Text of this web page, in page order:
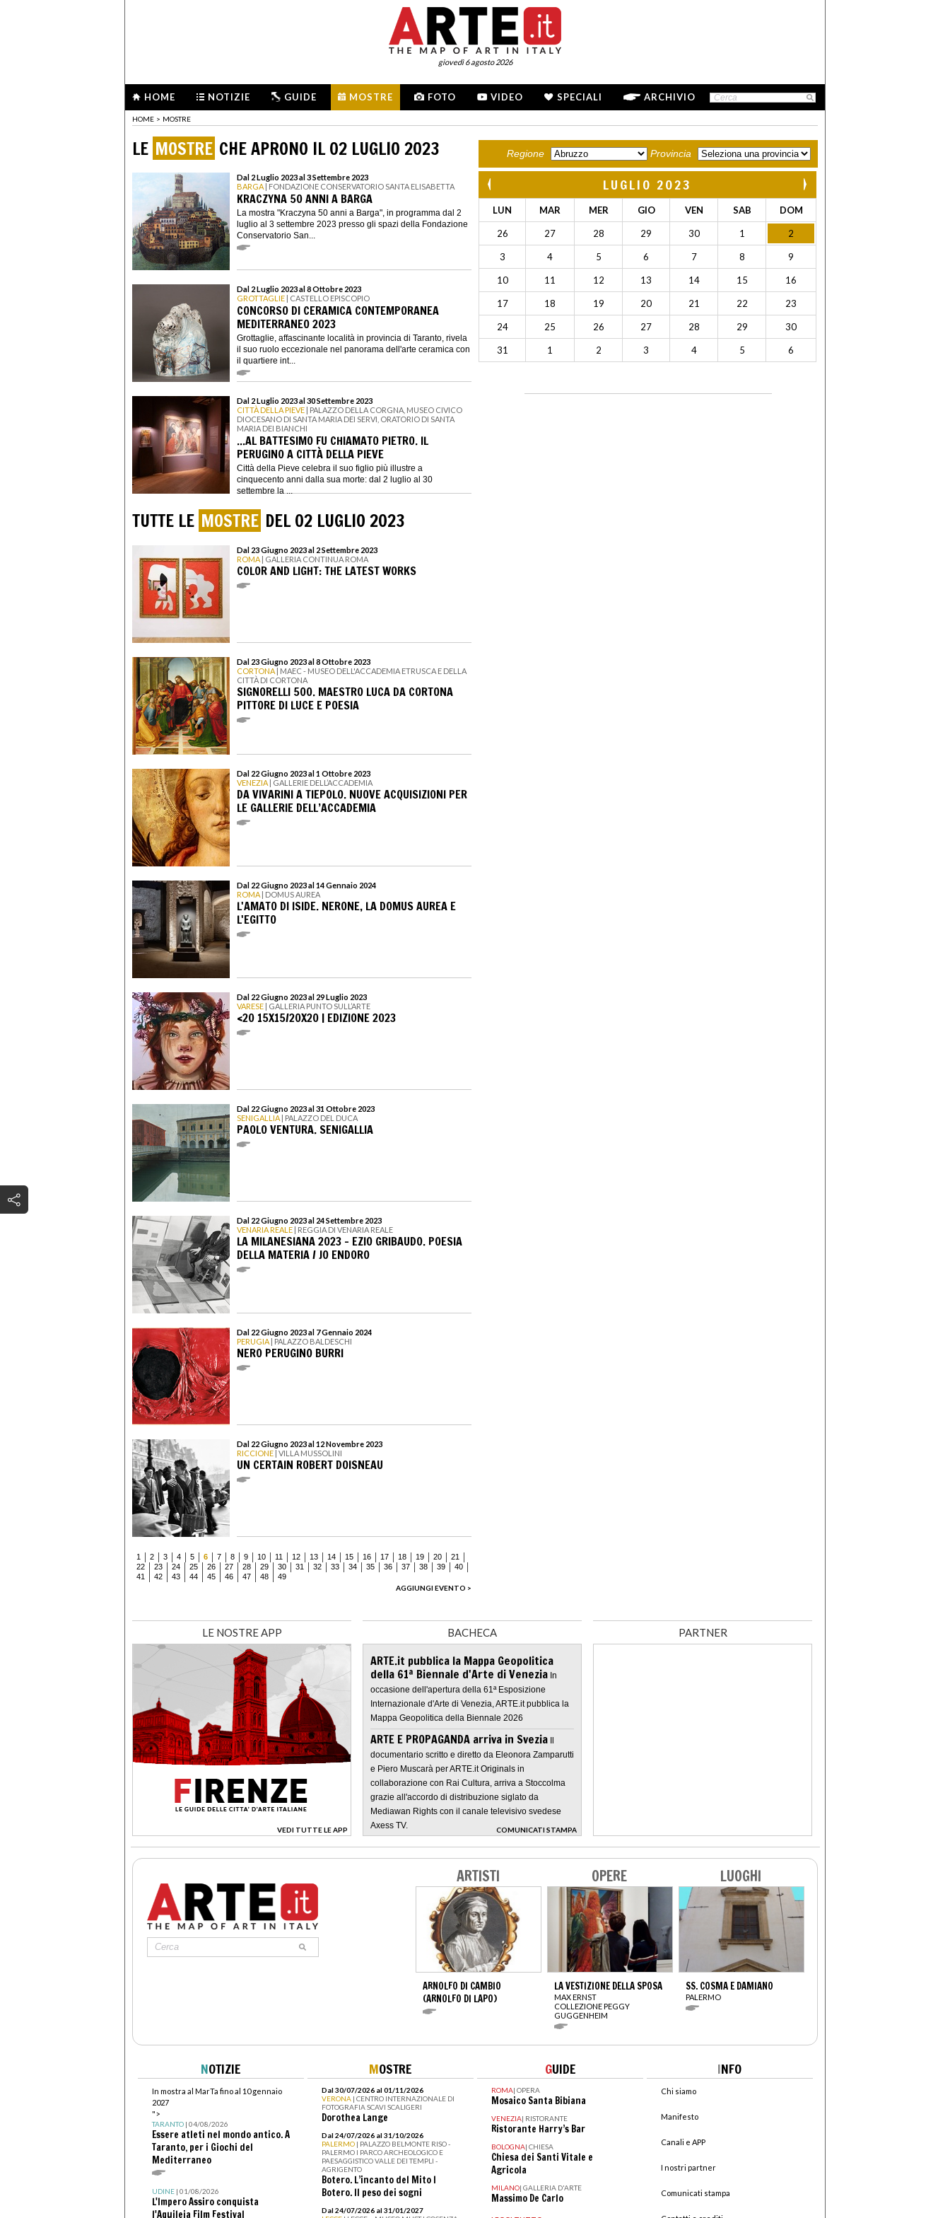
giovedì 6 agosto 2026
HOME NOTIZIE GUIDE MOSTRE FOTO VIDEO SPECIALI ARCHIVIO
HOME > MOSTRE
LE MOSTRE CHE APRONO IL 02 LUGLIO 2023
Dal 2 Luglio 2023 al 3 Settembre 2023
BARGA | FONDAZIONE CONSERVATORIO SANTA ELISABETTA
KRACZYNA 50 ANNI A BARGA
La mostra "Kraczyna 50 anni a Barga", in programma dal 2
luglio al 3 settembre 2023 presso gli spazi della Fondazione
Conservatorio San...
Dal 2 Luglio 2023 al 8 Ottobre 2023
GROTTAGLIE | CASTELLO EPISCOPIO
CONCORSO DI CERAMICA CONTEMPORANEA
MEDITERRANEO 2023
Grottaglie, affascinante località in provincia di Taranto, rivela
il suo ruolo eccezionale nel panorama dell'arte ceramica con
il quartiere int...
Dal 2 Luglio 2023 al 30 Settembre 2023
CITTÀ DELLA PIEVE | PALAZZO DELLA CORGNA, MUSEO CIVICO
DIOCESANO DI SANTA MARIA DEI SERVI, ORATORIO DI SANTA
MARIA DEI BIANCHI
...AL BATTESIMO FU CHIAMATO PIETRO. IL
PERUGINO A CITTÀ DELLA PIEVE
Città della Pieve celebra il suo figlio più illustre a
cinquecento anni dalla sua morte: dal 2 luglio al 30
settembre la ...
TUTTE LE MOSTRE DEL 02 LUGLIO 2023
Dal 23 Giugno 2023 al 2 Settembre 2023
ROMA | GALLERIA CONTINUA ROMA
COLOR AND LIGHT: THE LATEST WORKS
Dal 23 Giugno 2023 al 8 Ottobre 2023
CORTONA | MAEC - MUSEO DELL'ACCADEMIA ETRUSCA E DELLA
CITTÀ DI CORTONA
SIGNORELLI 500. MAESTRO LUCA DA CORTONA
PITTORE DI LUCE E POESIA
Dal 22 Giugno 2023 al 1 Ottobre 2023
VENEZIA | GALLERIE DELL’ACCADEMIA
DA VIVARINI A TIEPOLO. NUOVE ACQUISIZIONI PER
LE GALLERIE DELL’ACCADEMIA
Dal 22 Giugno 2023 al 14 Gennaio 2024
ROMA | DOMUS AUREA
L'AMATO DI ISIDE. NERONE, LA DOMUS AUREA E
L'EGITTO
Dal 22 Giugno 2023 al 29 Luglio 2023
VARESE | GALLERIA PUNTO SULL’ARTE
<20 15X15/20X20 | EDIZIONE 2023
Dal 22 Giugno 2023 al 31 Ottobre 2023
SENIGALLIA | PALAZZO DEL DUCA
PAOLO VENTURA. SENIGALLIA
Dal 22 Giugno 2023 al 24 Settembre 2023
VENARIA REALE | REGGIA DI VENARIA REALE
LA MILANESIANA 2023 - EZIO GRIBAUDO. POESIA
DELLA MATERIA / JO ENDORO
Dal 22 Giugno 2023 al 7 Gennaio 2024
PERUGIA | PALAZZO BALDESCHI
NERO PERUGINO BURRI
Dal 22 Giugno 2023 al 12 Novembre 2023
RICCIONE | VILLA MUSSOLINI
UN CERTAIN ROBERT DOISNEAU
1 2 3 4 5 6 7 8 9 10 11 12 13 14 15 16 17 18 19 20
21
22
23 24 25 26 27 28 29 30 31 32 33 34 35 36 37 38 39
40
41
42 43 44 45 46 47 48
49
AGGIUNGI EVENTO >
Regione Provincia
LUGLIO 2023
LUN MAR MER GIO VEN SAB DOM
26 27 28 29 30 1 2
3 4 5 6 7 8 9
10 11 12 13 14 15 16
17 18 19 20 21 22 23
24 25 26 27 28 29 30
31 1 2 3 4 5 6
LE NOSTRE APP
VEDI TUTTE LE APP
>
BACHECA
ARTE.it pubblica la Mappa Geopolitica
della 61ª Biennale d'Arte di Venezia In
occasione dell'apertura della 61ª Esposizione
Internazionale d'Arte di Venezia, ARTE.it pubblica la
Mappa Geopolitica della Biennale 2026
ARTE E PROPAGANDA arriva in Svezia Il
documentario scritto e diretto da Eleonora Zamparutti
e Piero Muscarà per ARTE.it Originals in
collaborazione con Rai Cultura, arriva a Stoccolma
grazie all'accordo di distribuzione siglato da
Mediawan Rights con il canale televisivo svedese
Axess TV.
COMUNICATI STAMPA
>
PARTNER
ARTISTI
ARNOLFO DI CAMBIO
(ARNOLFO DI LAPO)
OPERE
LA VESTIZIONE DELLA SPOSA
MAX ERNST
COLLEZIONE PEGGY
GUGGENHEIM
LUOGHI
SS. COSMA E DAMIANO
PALERMO
NOTIZIE
In mostra al MarTa fino al 10 gennaio
2027
">
TARANTO| 04/08/2026
Essere atleti nel mondo antico. A
Taranto, per i Giochi del
Mediterraneo
UDINE| 01/08/2026
L'Impero Assiro conquista
l'Aquileia Film Festival
MOSTRE
Dal 30/07/2026 al 01/11/2026
VERONA | CENTRO INTERNAZIONALE DI
FOTOGRAFIA SCAVI SCALIGERI
Dorothea Lange
Dal 24/07/2026 al 31/10/2026
PALERMO | PALAZZO BELMONTE RISO -
PALERMO I PARCO ARCHEOLOGICO E
PAESAGGISTICO VALLE DEI TEMPLI -
AGRIGENTO
Botero. L’incanto del Mito I
Botero. Il peso dei sogni
Dal 24/07/2026 al 31/01/2027
GUIDE
ROMA| OPERA
Mosaico Santa Bibiana
VENEZIA| RISTORANTE
Ristorante Harry’s Bar
BOLOGNA| CHIESA
Chiesa dei Santi Vitale e
Agricola
MILANO| GALLERIA D'ARTE
Massimo De Carlo
INFO
Chi siamo
Manifesto
Canali e APP
I nostri partner
Comunicati stampa